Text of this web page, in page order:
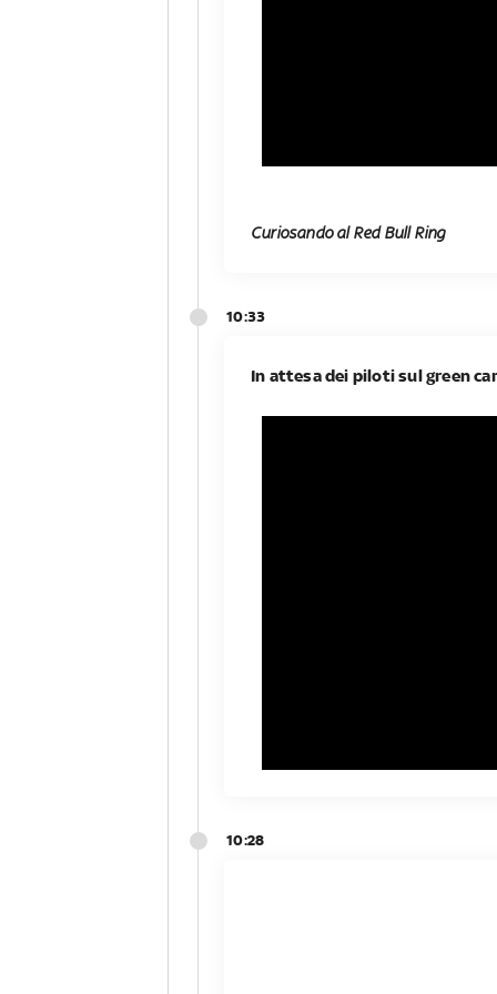
Curiosando al Red Bull Ring
10:33
In attesa dei piloti sul green
10:28